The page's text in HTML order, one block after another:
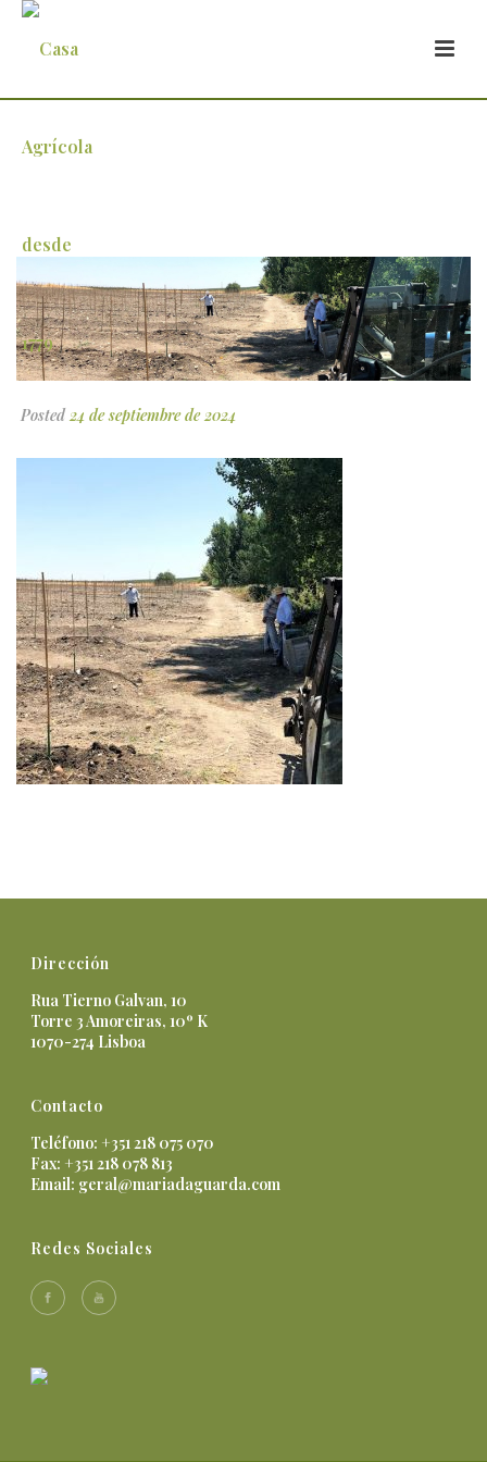
mais-um-mau-ano-nos-olivais-de-
Posted 24 de septiembre de 2024
Dirección
Rua Tierno Galvan, 10
Torre 3 Amoreiras, 10º K
1070-274 Lisboa
Contacto
Teléfono: +351 218 075 070
Fax: +351 218 078 813
Email: geral@mariadaguarda.com
Redes Sociales